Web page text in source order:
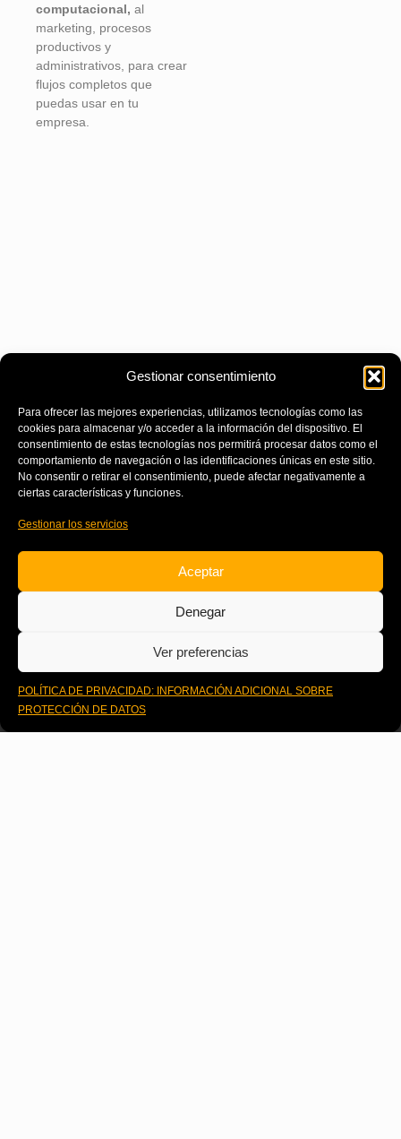
Gestionar consentimiento
Para ofrecer las mejores experiencias, utilizamos tecnologías como las
cookies para almacenar y/o acceder a la información del dispositivo. El
consentimiento de estas tecnologías nos permitirá procesar datos como el
comportamiento de navegación o las identificaciones únicas en este sitio.
No consentir o retirar el consentimiento, puede afectar negativamente a
ciertas características y funciones.
Gestionar los servicios
Aceptar
Denegar
Ver preferencias
POLÍTICA DE PRIVACIDAD: INFORMACIÓN ADICIONAL SOBRE
PROTECCIÓN DE DATOS
computacional, al
marketing, procesos
productivos y
administrativos, para crear
flujos completos que
puedas usar en tu
empresa.
Powered By: Destino Bahamas
Conoce los formatos de nuestra metodología GOW